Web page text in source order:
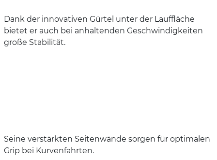
Dank der innovativen Gürtel unter der Lauffläche
bietet er auch bei anhaltenden Geschwindigkeiten
große Stabilität.
Seine verstärkten Seitenwände sorgen für optimalen
Grip bei Kurvenfahrten.